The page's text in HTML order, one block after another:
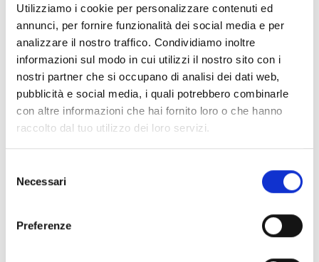
Utilizziamo i cookie per personalizzare contenuti ed
annunci, per fornire funzionalità dei social media e per
analizzare il nostro traffico. Condividiamo inoltre
informazioni sul modo in cui utilizzi il nostro sito con i
nostri partner che si occupano di analisi dei dati web,
pubblicità e social media, i quali potrebbero combinarle
con altre informazioni che hai fornito loro o che hanno
raccolto dal tuo utilizzo dei loro servizi.
delNecessari
Preferenze
EMBLEM OF SOBRIETY AND STYLE. WEAR IT FOR A TIMELESS LOOK
DETAILS THAT MAKE THE DIFFERENCE!
PRODUCT DETAILS
Size 1XL -2XL -3XL - 4XL - 5XL - 6XL -7XL -8XL -
10XL
Color
NERO - ROSSO -SABBIA - BIANCO -ROYAL -BOSCO -
Brand
MAXFORT MAX
CUSTOMERS WHO BOUGHT THIS PRODUCT ALSO
BOUGHT: